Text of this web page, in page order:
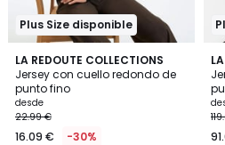
Plus Size disponible
LA REDOUTE COLLECTIONS
Jersey con cuello redondo de
punto fino
desde
22.99 €
16.09 € -30%
4,8
/ 5
2
Colores
/
3